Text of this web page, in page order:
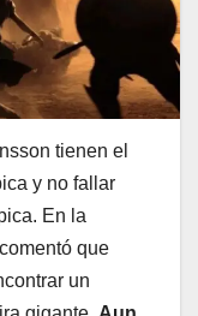
tienen el
y no fallar
En la
que
un